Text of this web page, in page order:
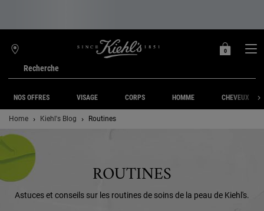
Recherche
TROUVER
BOUTIQUE
MON
0
0 PRODUIT
NOS OFFRES VISAGE CORPS HOMME CHEVEUX
Home Kiehl's Blog Routines
ROUTINES
Astuces et conseils sur les routines de soins de la peau de Kiehl's.